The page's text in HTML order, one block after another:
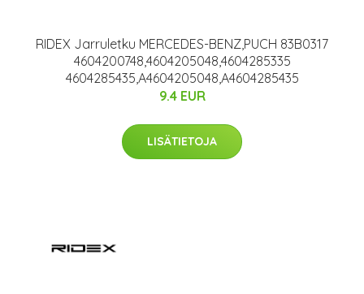
RIDEX Jarruletku MERCEDES-BENZ,PUCH 83B0317
4604200748,4604205048,4604285335
4604285435,A4604205048,A4604285435
9.4 EUR
LISÄTIETOJA